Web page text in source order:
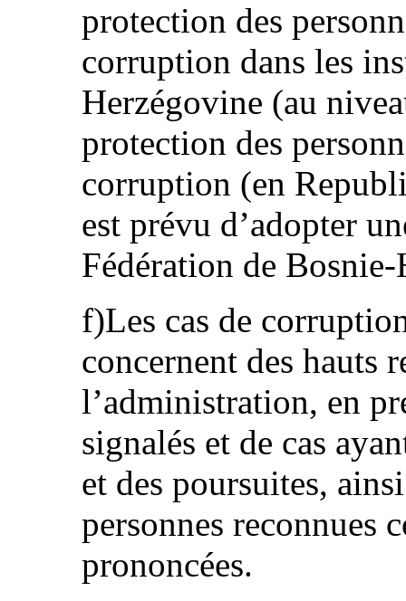
protection des
corruption dans les
Herzégovine (au
protection des
corruption (en
est prévu d’adopter
Fédération de
f)Les cas de
concernent des hauts
l’administration, en
signalés et de cas
et des poursuites,
personnes reconnues
prononcées.